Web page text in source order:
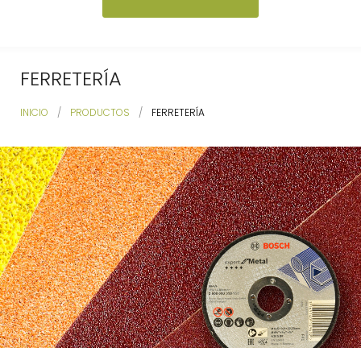
FERRETERÍA
INICIO / PRODUCTOS / FERRETERÍA
FERRETERÍA